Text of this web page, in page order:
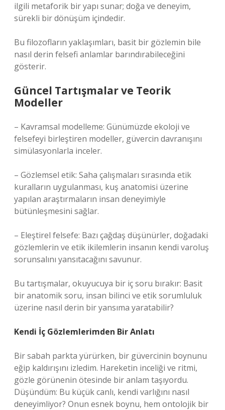
ilgili metaforik bir yapı sunar; doğa ve deneyim,
sürekli bir dönüşüm içindedir.
Bu filozofların yaklaşımları, basit bir gözlemin bile
nasıl derin felsefi anlamlar barındırabileceğini
gösterir.
Güncel Tartışmalar ve Teorik
Modeller
– Kavramsal modelleme: Günümüzde ekoloji ve
felsefeyi birleştiren modeller, güvercin davranışını
simülasyonlarla inceler.
– Gözlemsel etik: Saha çalışmaları sırasında etik
kuralların uygulanması, kuş anatomisi üzerine
yapılan araştırmaların insan deneyimiyle
bütünleşmesini sağlar.
– Eleştirel felsefe: Bazı çağdaş düşünürler, doğadaki
gözlemlerin ve etik ikilemlerin insanın kendi varoluş
sorunsalını yansıtacağını savunur.
Bu tartışmalar, okuyucuya bir iç soru bırakır: Basit
bir anatomik soru, insan bilinci ve etik sorumluluk
üzerine nasıl derin bir yansıma yaratabilir?
Kendi İç Gözlemlerimden Bir Anlatı
Bir sabah parkta yürürken, bir güvercinin boynunu
eğip kaldırışını izledim. Hareketin inceliği ve ritmi,
gözle görünenin ötesinde bir anlam taşıyordu.
Düşündüm: Bu küçük canlı, kendi varlığını nasıl
deneyimliyor? Onun esnek boynu, hem ontolojik bir